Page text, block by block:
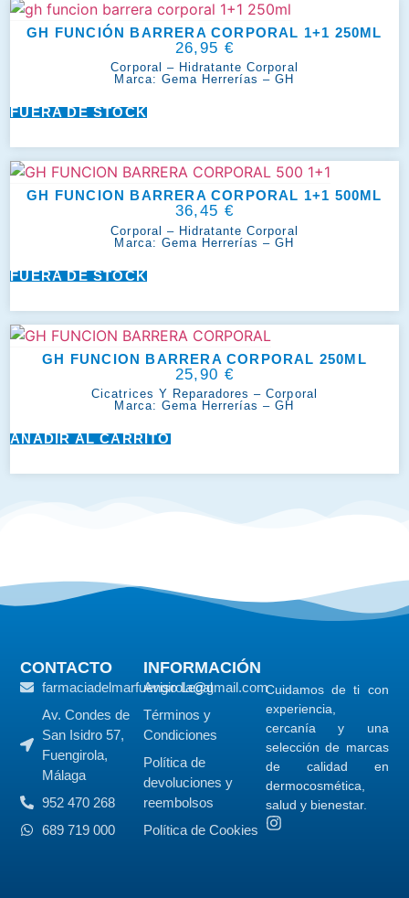
GH FUNCIÓN BARRERA CORPORAL 1+1 250ML
26,95 €
Corporal – Hidratante Corporal
Marca: Gema Herrerías – GH
FUERA DE STOCK
GH FUNCION BARRERA CORPORAL 1+1 500ML
36,45 €
Corporal – Hidratante Corporal
Marca: Gema Herrerías – GH
FUERA DE STOCK
GH FUNCION BARRERA CORPORAL 250ML
25,90 €
Cicatrices Y Reparadores –Corporal
Marca: Gema Herrerías – GH
AÑADIR AL CARRITO
Cuidamos de ti con
experiencia,
cercanía y una
selección de marcas
de calidad en
dermocosmética,
salud y bienestar.
CONTACTO
farmaciadelmarfuengirola@gmail.com
Av. Condes de
San Isidro 57,
Fuengirola,
Málaga
952 470 268
689 719 000
INFORMACIÓN
Aviso Legal
Términos y
Condiciones
Política de
devoluciones y
reembolsos
Política de Cookies